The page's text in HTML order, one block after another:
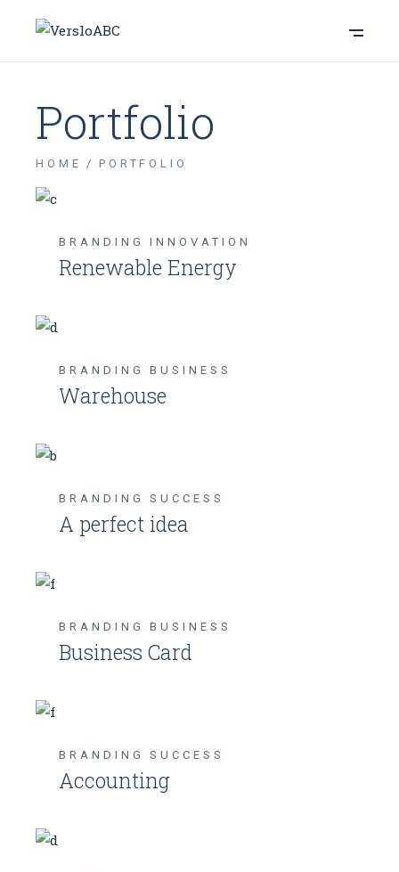
Portfolio
HOME PORTFOLIO
BRANDINGINNOVATION
Renewable Energy
BRANDINGBUSINESS
Warehouse
BRANDINGSUCCESS
A perfect idea
BRANDINGBUSINESS
Business Card
BRANDINGSUCCESS
Accounting